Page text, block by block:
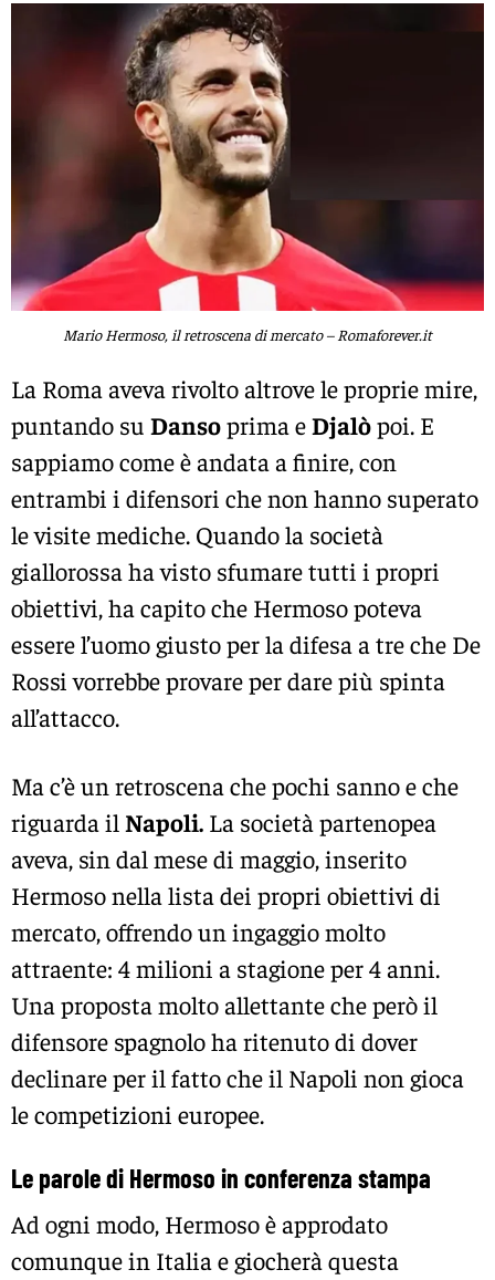
Mario Hermoso, il retroscena di mercato – Romaforever.it
La Roma aveva rivolto altrove le proprie mire,
puntando su Dansoprima eDjalòpoi. E
sappiamo come è andata a finire, con
entrambi i difensori che non hanno superato
le visite mediche. Quando la società
giallorossa ha visto sfumare tutti i propri
obiettivi, ha capito che Hermoso poteva
essere l’uomo giusto per la difesa a tre che De
Rossi vorrebbe provare per dare più spinta
all’attacco.
Ma c’è un retroscena che pochi sanno e che
riguarda il Napoli. La società partenopea
aveva, sin dal mese di maggio, inserito
Hermoso nella lista dei propri obiettivi di
mercato, offrendo un ingaggio molto
attraente: 4 milioni a stagione per 4 anni.
Una proposta molto allettante che però il
difensore spagnolo ha ritenuto di dover
declinare per il fatto che il Napoli non gioca
le competizioni europee.
Le parole di Hermoso in conferenza stampa
Ad ogni modo, Hermoso è approdato
comunque in Italia e giocherà questa